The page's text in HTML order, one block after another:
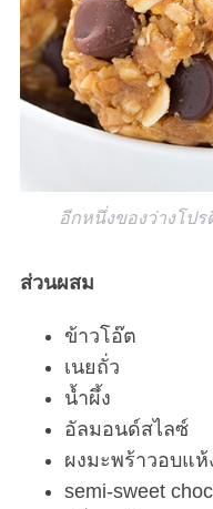
อีกหนึ่งของว่างโป
ส่วนผสม
ข้าวโอ๊ต
เนยถั่ว
น้ำผึ้ง
อัลมอนด์สไลซ์
ผงมะพร้าวอบแห้
semi-sweet